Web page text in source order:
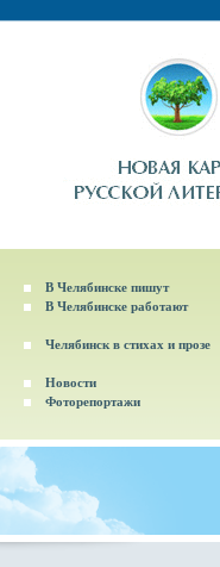
В Челябинске пишут
В Челябинске работают
Челябинск в стихах и прозе
Новости
Фоторепортажи